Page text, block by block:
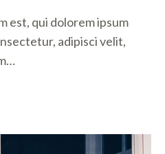
est, qui dolorem ipsum
adipisci velit,